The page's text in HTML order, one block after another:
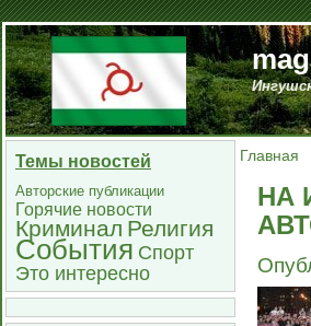
Темы новостей
Авторские публикации
Горячие новости
Криминал Религия
События Спорт
Это интересно
Главная
НА